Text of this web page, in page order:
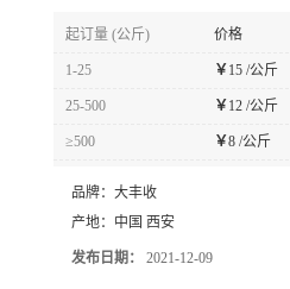
起订量 (公斤) 价格
1-25 ￥15 /公斤
25-500 ￥12 /公斤
≥500 ￥8 /公斤
品牌： 大丰收
产地： 中国 西安
发布日期： 2021-12-09